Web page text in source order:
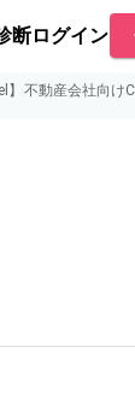
断ログイン
】不動産会社向け